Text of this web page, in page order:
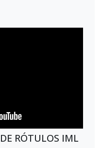
RÓTULOS IML